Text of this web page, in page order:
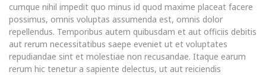
cumque nihil impedit quo minus id quod maxime placeat facere
possimus, omnis voluptas assumenda est, omnis dolor
repellendus. Temporibus autem quibusdam et aut officiis debitis
aut rerum necessitatibus saepe eveniet ut et voluptates
repudiandae sint et molestiae non recusandae. Itaque earum
rerum hic tenetur a sapiente delectus, ut aut reiciendis